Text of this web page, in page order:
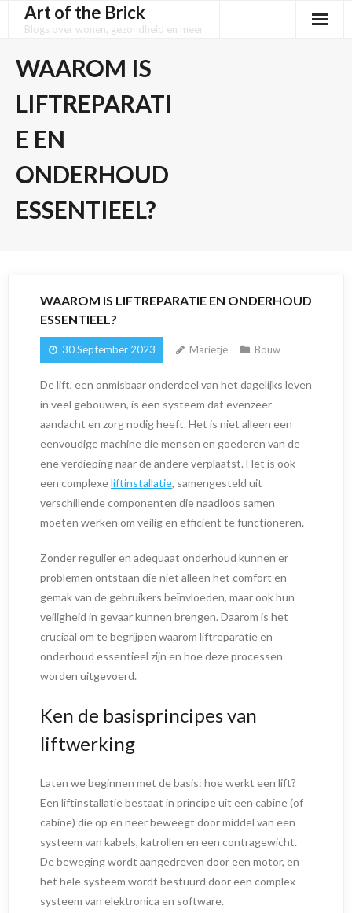
Art of the Brick
Blogs over wonen, gezondheid en meer
WAAROM IS
LIFTREPARATI
E EN
ONDERHOUD
ESSENTIEEL?
WAAROM IS LIFTREPARATIE EN ONDERHOUD
ESSENTIEEL?
30 September 2023 Marietje Bouw
De lift, een onmisbaar onderdeel van het dagelijks leven
in veel gebouwen, is een systeem dat evenzeer
aandacht en zorg nodig heeft. Het is niet alleen een
eenvoudige machine die mensen en goederen van de
ene verdieping naar de andere verplaatst. Het is ook
een complexeliftinstallatie, samengesteld uit
verschillende componenten die naadloos samen
moeten werken om veilig en efficiënt te functioneren.
Zonder regulier en adequaat onderhoud kunnen er
problemen ontstaan die niet alleen het comfort en
gemak van de gebruikers beïnvloeden, maar ook hun
veiligheid in gevaar kunnen brengen. Daarom is het
cruciaal om te begrijpen waarom liftreparatie en
onderhoud essentieel zijn en hoe deze processen
worden uitgevoerd.
Ken de basisprincipes van
liftwerking
Laten we beginnen met de basis: hoe werkt een lift?
Een liftinstallatie bestaat in principe uit een cabine (of
cabine) die op en neer beweegt door middel van een
systeem van kabels, katrollen en een contragewicht.
De beweging wordt aangedreven door een motor, en
het hele systeem wordt bestuurd door een complex
systeem van elektronica en software.